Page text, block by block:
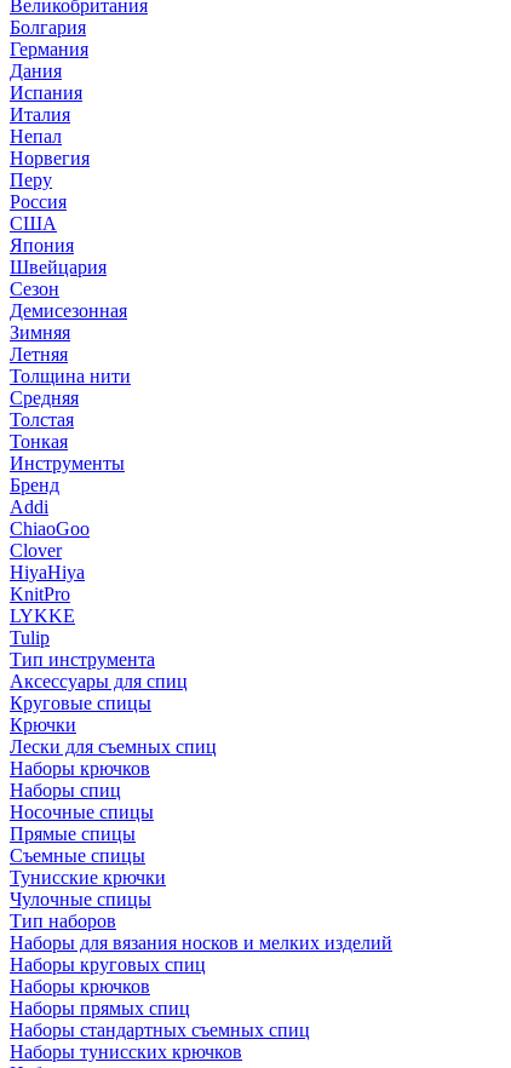
Великобритания
Болгария
Германия
Дания
Испания
Италия
Непал
Норвегия
Перу
Россия
США
Япония
Швейцария
Сезон
Демисезонная
Зимняя
Летняя
Толщина нити
Средняя
Толстая
Тонкая
Инструменты
Бренд
Addi
ChiaoGoo
Clover
HiyaHiya
KnitPro
LYKKE
Tulip
Тип инструмента
Аксессуары для спиц
Круговые спицы
Крючки
Лески для съемных спиц
Наборы крючков
Наборы спиц
Носочные спицы
Прямые спицы
Съемные спицы
Тунисские крючки
Чулочные спицы
Тип наборов
Наборы для вязания носков и мелких изделий
Наборы круговых спиц
Наборы крючков
Наборы прямых спиц
Наборы стандартных съемных спиц
Наборы тунисских крючков